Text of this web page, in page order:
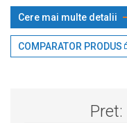
Cere mai multe detalii
COMPARATOR PRODUS
Pret:
Prin TBI: